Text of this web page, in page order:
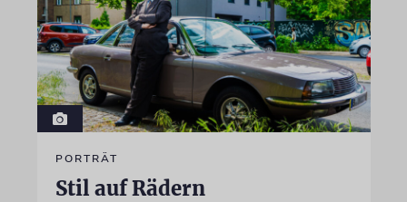
PORTRÄT
Stil auf Rädern